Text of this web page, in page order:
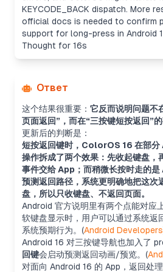
KEYCODE_BACK dispatch. More
official docs is needed to confirm
support for long-press in Android
Thought for 16s
Ответ
这个结果很重要： 它反而说明问题不
页面返回”，而在“三按键短按返回”的
更新后的判断是：
短按返回键时，ColorOS 16 在部分
操作拆成了两个效果：先收起键盘，
事件交给 App；而稍微长按时走的
预测返回路径，系统更明确地把这次
盘，所以只收键盘、不返回页面。
Android 官方说明里有两个点能对应
软键盘显示时，用户可以通过系统返
系统预期行为。(Android Developers
Android 16 对三按键导航也加入了
回键会启动预测返回动画/预览。(
对面向 Android 16 的 App，返回处